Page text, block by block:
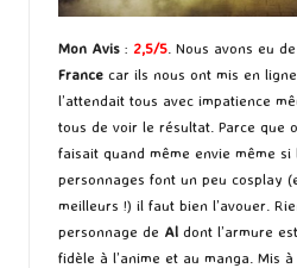
Mon Avis : 2,5/5 . Nous avons eu
France car ils nous ont mis en
l’attendait tous avec impatience
tous de voir le résultat. Parce que
faisait quand même envie même si
personnages font un peu cosplay
meilleurs !) il faut bien l’avouer.
personnage de Al dont l’armure
fidèle à l’anime et au manga. Mis